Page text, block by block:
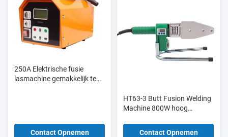
250A Elektrische fusie
lasmachine gemakkelijk te
Contact Opnemen
HT63-3 Butt Fusion Welding
Machine 800W hoog
bouwwerk
Contact Opnemen